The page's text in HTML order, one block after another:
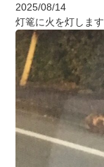
2025/08/14
灯篭に火を灯します